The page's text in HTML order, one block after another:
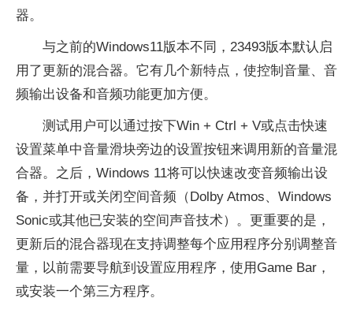
器。
与之前的Windows11版本不同，23493版本默认启
用了更新的混合器。它有几个新特点，使控制音量、音
频输出设备和音频功能更加方便。
测试用户可以通过按下Win + Ctrl + V或点击快速
设置菜单中音量滑块旁边的设置按钮来调用新的音量混
合器。之后，Windows 11将可以快速改变音频输出设
备，并打开或关闭空间音频（Dolby Atmos、Windows
Sonic或其他已安装的空间声音技术）。更重要的是，
更新后的混合器现在支持调整每个应用程序分别调整音
量，以前需要导航到设置应用程序，使用Game Bar，
或安装一个第三方程序。